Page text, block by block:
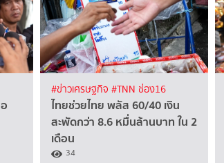
#ข่าวเศรษฐกิจ #TNN ช่อง16
ไทยช่วยไทย พลัส 60/40 เงิน
สะพัดกว่า 8.6 หมื่นล้านบาท ใน 2
เดือน
34